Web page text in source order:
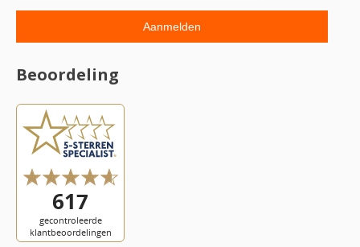
Beoordeling